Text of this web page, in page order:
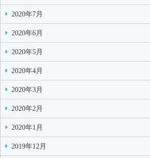
2020年7月
2020年6月
2020年5月
2020年4月
2020年3月
2020年2月
2020年1月
2019年12月